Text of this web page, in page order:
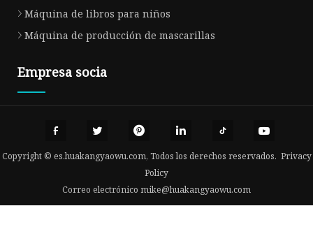
Máquina de libros para niños
Máquina de producción de mascarillas
Empresa socia
Copyright © es.huakangyaowu.com, Todos los derechos reservados. Privacy
Policy
Correo electrónico mike@huakangyaowu.com